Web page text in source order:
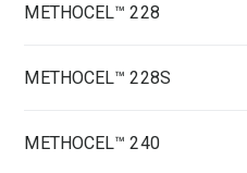
METHOCEL™ 228
METHOCEL™ 228S
METHOCEL™ 240